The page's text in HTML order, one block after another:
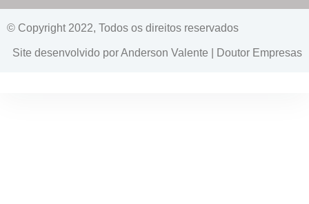
© Copyright 2022, Todos os direitos reservados
Site desenvolvido por Anderson Valente | Doutor Empresas